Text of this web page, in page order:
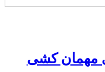
مهمان کشی